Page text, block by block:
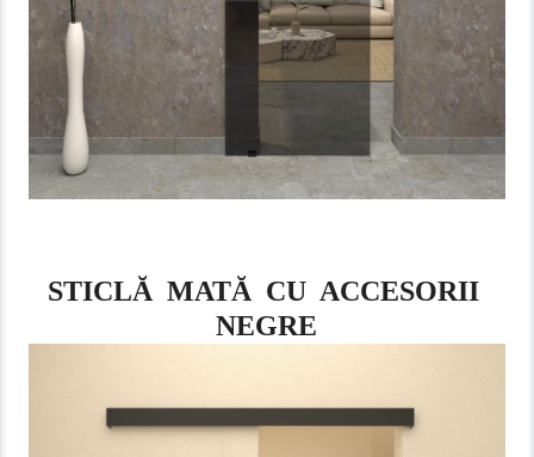
STICLĂ MATĂ CU ACCESORII
NEGRE